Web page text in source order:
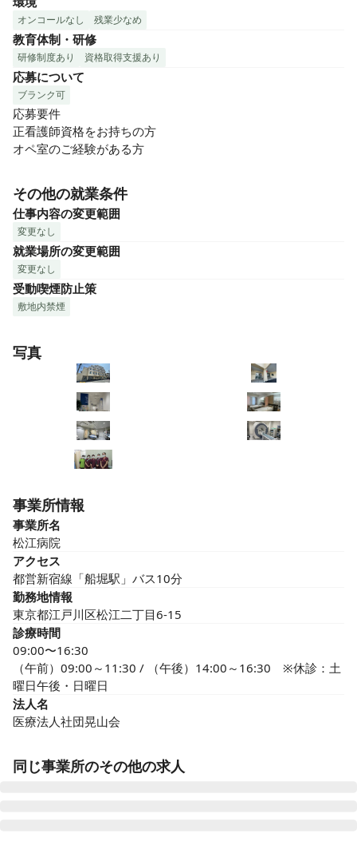
オンコールなし 残業少なめ
教育体制・研修
研修制度あり 資格取得支援あり
応募について
ブランク可
応募要件
正看護師資格をお持ちの方
オペ室のご経験がある方
その他の就業条件
仕事内容の変更範囲
変更なし
就業場所の変更範囲
変更なし
受動喫煙防止策
敷地内禁煙
写真
事業所情報
事業所名
松江病院
アクセス
都営新宿線「船堀駅」バス10分
勤務地情報
東京都江戸川区松江二丁目6-15
診療時間
09:00〜16:30
（午前）09:00～11:30 / （午後）14:00～16:30　※休診：土
曜日午後・日曜日
法人名
医療法人社団晃山会
同じ事業所のその他の求人